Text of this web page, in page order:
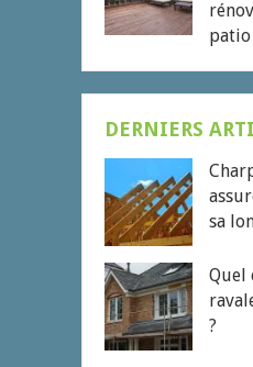
patio
DERNIERS
sa
Quel
?